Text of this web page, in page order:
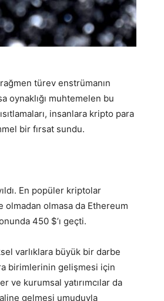
türev enstrümanın
oynaklığı muhtemelen bu
insanlara kripto para
bir fırsat sundu.
En popüler kriptolar
olmadan olmasa da Ethereum
450 $’ı geçti.
varlıklara büyük bir darbe
birimlerinin gelişmesi için
ve kurumsal yatırımcılar da
gelmesi umuduyla